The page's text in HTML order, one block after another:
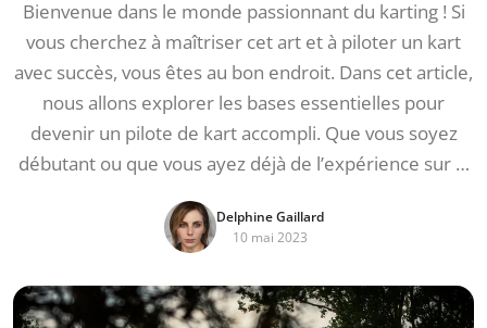
Bienvenue dans le monde passionnant du karting ! Si
vous cherchez à maîtriser cet art et à piloter un kart
avec succès, vous êtes au bon endroit. Dans cet article,
nous allons explorer les bases essentielles pour
devenir un pilote de kart accompli. Que vous soyez
débutant ou que vous ayez déjà de l’expérience sur …
Delphine Gaillard
10 mai 2023